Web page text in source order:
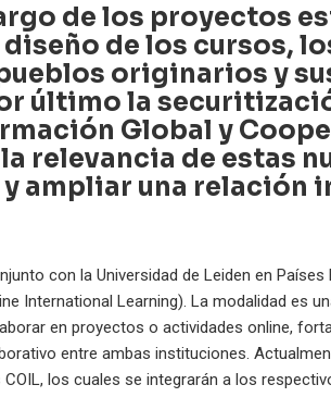
de los proyectos
de los cursos,
originarios y
último la
Global y
relevancia de estas
ampliar una
con la Universidad de Leiden en
International Learning). La modalidad es
en proyectos o actividades online,
entre ambas instituciones.
los cuales se integrarán a los